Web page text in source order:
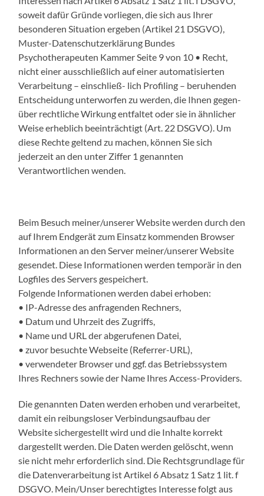
soweit dafür Gründe vorliegen, die sich aus Ihrer
besonderen Situation ergeben (Artikel 21 DSGVO),
Muster-Datenschutzerklärung Bundes
Psychotherapeuten Kammer Seite 9 von 10 • Recht,
nicht einer ausschließlich auf einer automatisierten
Verarbeitung – einschließ- lich Profiling – beruhenden
Entscheidung unterworfen zu werden, die Ihnen gegen-
über rechtliche Wirkung entfaltet oder sie in ähnlicher
Weise erheblich beeinträchtigt (Art. 22 DSGVO). Um
diese Rechte geltend zu machen, können Sie sich
jederzeit an den unter Ziffer 1 genannten
Verantwortlichen wenden.
Beim Besuch meiner/unserer Website werden durch den
auf Ihrem Endgerät zum Einsatz kommenden Browser
Informationen an den Server meiner/unserer Website
gesendet. Diese Informationen werden temporär in den
Logfiles des Servers gespeichert.
Folgende Informationen werden dabei erhoben:
• IP-Adresse des anfragenden Rechners,
• Datum und Uhrzeit des Zugriffs,
• Name und URL der abgerufenen Datei,
• zuvor besuchte Webseite (Referrer-URL),
• verwendeter Browser und ggf. das Betriebssystem
Ihres Rechners sowie der Name Ihres Access-Providers.
Die genannten Daten werden erhoben und verarbeitet,
damit ein reibungsloser Verbindungsaufbau der
Website sichergestellt wird und die Inhalte korrekt
dargestellt werden. Die Daten werden gelöscht, wenn
sie nicht mehr erforderlich sind. Die Rechtsgrundlage für
die Datenverarbeitung ist Artikel 6 Absatz 1 Satz 1 lit. f
DSGVO. Mein/Unser berechtigtes Interesse folgt aus